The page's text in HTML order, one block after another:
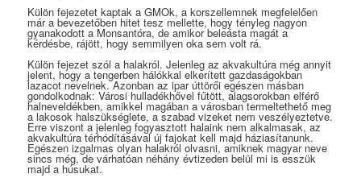
Külön fejezetet kaptak a GMOk, a korszellemnek megfelelően
már a bevezetőben hitet tesz mellette, hogy tényleg nagyon
gyanakodott a Monsantóra, de amikor beleásta magát a
kérdésbe, rájött, hogy semmilyen oka sem volt rá.
Külön fejezet szól a halakról. Jelenleg az akvakultúra még annyit
jelent, hogy a tengerben hálókkal elkerített gazdaságokban
lazacot nevelnek. Azonban az ipar úttörői egészen másban
gondolkodnak: Városi hulladékhővel fűtött, alagsorokban elférő
halneveldékben, amikkel magában a városban termeltethető meg
a lakosok halszükséglete, a szabad vizeket nem veszélyeztetve.
Erre viszont a jelenleg fogyasztott halaink nem alkalmasak, az
akvakultúra térhódításával új fajokat kell majd háziasítanunk.
Egészen izgalmas olyan halakról olvasni, amiknek magyar neve
sincs még, de várhatóan néhány évtizeden belül mi is esszük
majd a húsukat.